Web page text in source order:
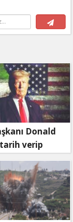
Donald
verip
Savaş ne